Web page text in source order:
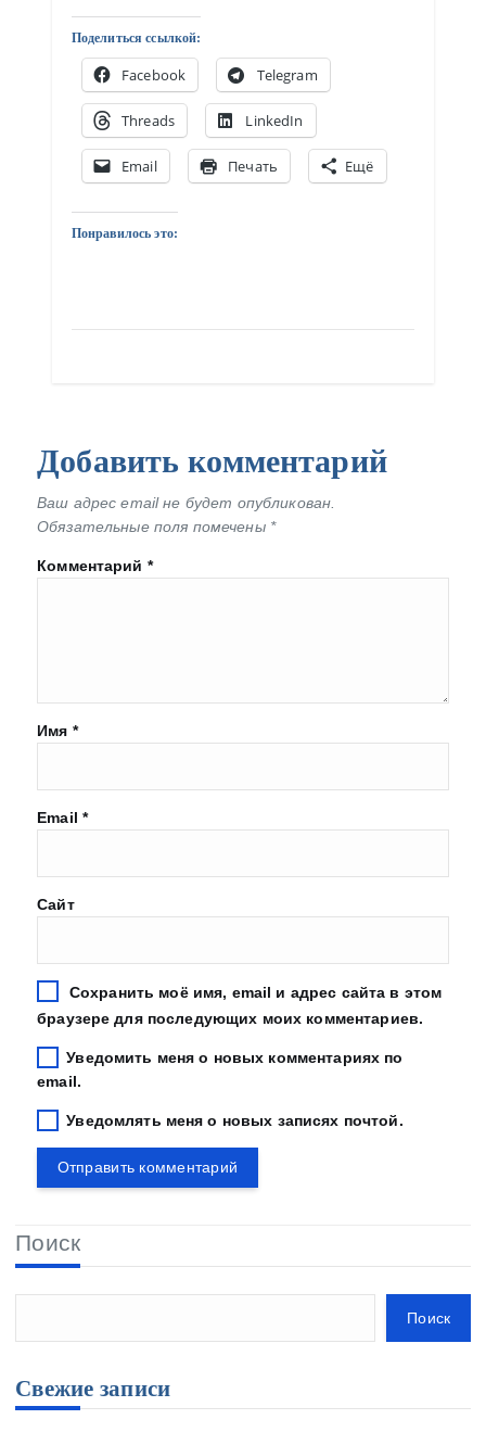
Поделиться ссылкой:
Facebook Telegram
Threads LinkedIn
Email Печать Ещё
Понравилось это:
Добавить комментарий
Ваш адрес email не будет опубликован.
Обязательные поля помечены *
Комментарий *
Имя *
Email *
Сайт
Сохранить моё имя, email и адрес сайта в этом
браузере для последующих моих комментариев.
Уведомить меня о новых комментариях по
email.
Уведомлять меня о новых записях почтой.
Поиск
Поиск
Свежие записи